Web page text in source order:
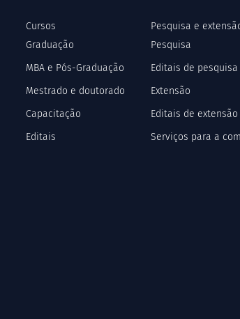
Cursos
Graduação
MBA e Pós-Graduação
Mestrado e doutorado
Capacitação
Editais
Pesquisa e
Pesquisa
Editais de pesquisa
Extensão
Editais de extensão
Serviços para a